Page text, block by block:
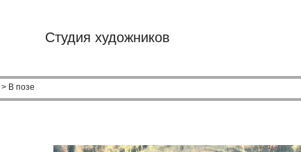
Студия художников
> В позе